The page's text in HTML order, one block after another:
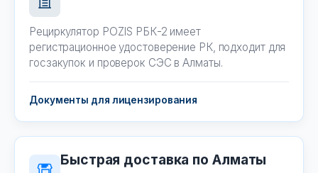
Рециркулятор POZIS РБК-2 имеет
регистрационное удостоверение РК, подходит для
госзакупок и проверок СЭС в Алматы.
Документы для лицензирования
Быстрая доставка по Алматы